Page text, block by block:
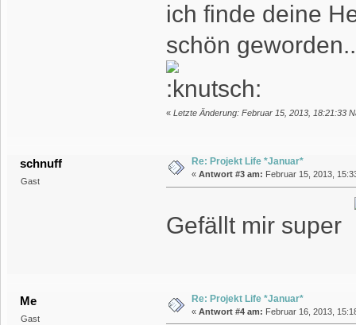
ich finde deine
schön
« Letzte Änderung: Februar 15, 2013, 18:21:33
schnuff
Gast
Re: Projekt Life *Januar*
« Antwort #3 am: Februar 15, 2013,
Gefällt mir super
Me
Gast
Re: Projekt Life *Januar*
« Antwort #4 am: Februar 16, 2013,